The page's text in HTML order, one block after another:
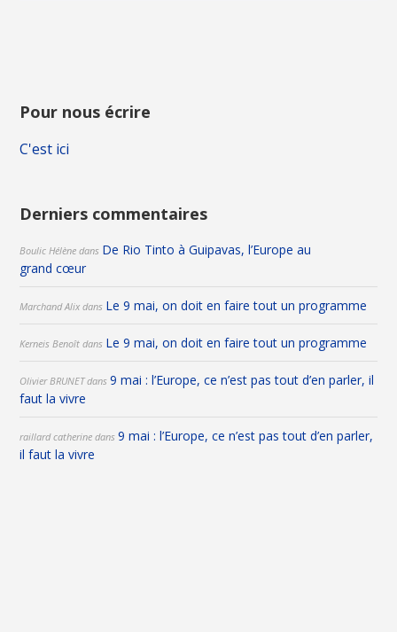
Pour nous écrire
C'est ici
Derniers commentaires
Boulic Hélène dans De Rio Tinto à Guipavas, l’Europe au
grand cœur
Marchand Alix dans Le 9 mai, on doit en faire tout un programme
Kerneis Benoît dans Le 9 mai, on doit en faire tout un programme
Olivier BRUNETdans9 mai : l’Europe, ce n’est pas tout d’en parler, il
faut la vivre
raillard catherine dans9 mai : l’Europe, ce n’est pas tout d’en parler,
il faut la vivre